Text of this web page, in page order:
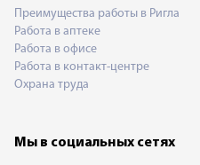
Преимущества работы в Ригла
Работа в аптеке
Работа в офисе
Работа в контакт-центре
Охрана труда
Мы в социальных сетях